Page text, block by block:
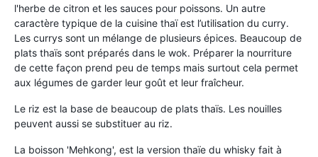
l'herbe de citron et les sauces pour poissons. Un autre
caractère typique de la cuisine thaï est l’utilisation du curry.
Les currys sont un mélange de plusieurs épices. Beaucoup de
plats thaïs sont préparés dans le wok. Préparer la nourriture
de cette façon prend peu de temps mais surtout cela permet
aux légumes de garder leur goût et leur fraîcheur.
Le riz est la base de beaucoup de plats thaïs. Les nouilles
peuvent aussi se substituer au riz.
La boisson 'Mehkong', est la version thaïe du whisky fait à